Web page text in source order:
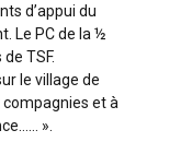
d’appui du
Le PC de la ½
TSF.
le village de
compagnies et à
».